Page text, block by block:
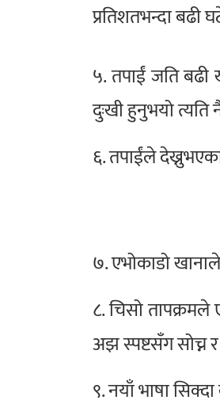
प्रतिशतभन्दा बढी
५. तपाईं जति बढी
दुःखी हुनुभयो त्यति
६. तपाईंले
७. एभोकाडो
८. चिसो
अझ स्पष्टसँग सोच्न र
९. नयाँ भाषा